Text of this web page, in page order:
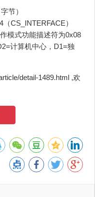
节）
（CS_INTERFACE）
作模式功能描述符为0x08
计算机中心，D1=独
detail-1489.html ,欢